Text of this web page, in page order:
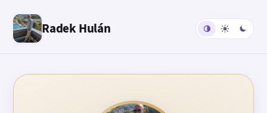
Radek Hulán